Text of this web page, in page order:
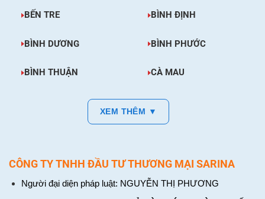
BẾN TRE BÌNH ĐỊNH
BÌNH DƯƠNG BÌNH PHƯỚC
BÌNH THUẬN CÀ MAU
XEM THÊM ▼
CÔNG TY TNHH ĐẦU TƯ THƯƠNG MẠI SARINA
Người đại diện pháp luật: NGUYỄN THỊ PHƯƠNG